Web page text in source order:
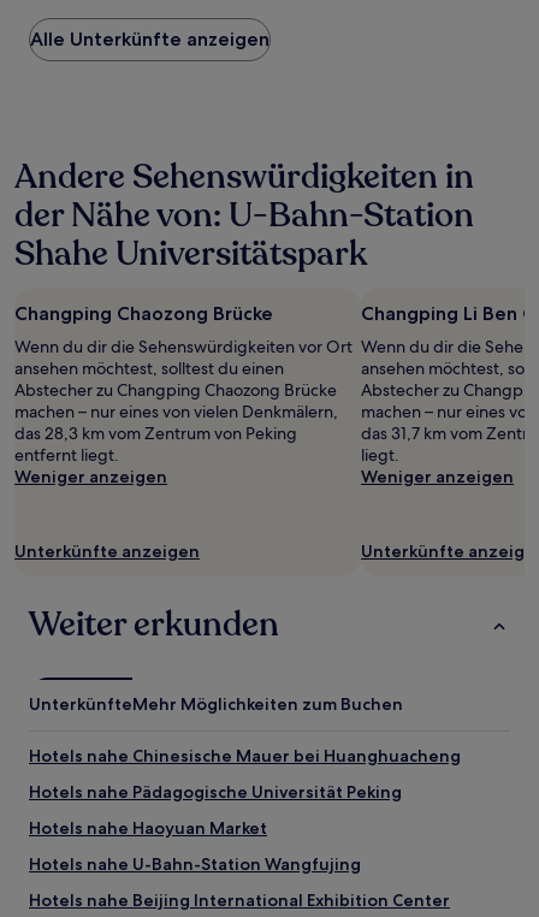
Preis
pro
Nacht,
24 Stunden
für
einen
Aufenthalt
mit
2 Erwachsenen
gefunden
wurde.
Preise
und
Verfügbarkeiten
können
sich
zusätzliche
Alle Unterkünfte anzeigen
Andere Sehenswürdigkeiten in
der Nähe von: U-Bahn-Station
Shahe Universitätspark
Changping Chaozong Brücke
Wenn du dir die Sehenswürdigkeiten vor Ort
ansehen möchtest, solltest du einen
Abstecher zu Changping Chaozong Brücke
machen – nur eines von vielen Denkmälern,
das 28,3 km vom Zentrum von Peking
entfernt liegt.
Weniger anzeigen
Unterkünfte anzeigen
Changping Li Ben
Wenn du dir die
ansehen möchtest,
Abstecher zu
machen – nur eines
das 31,7 km vom
liegt.
Weniger anzeigen
Unterkünfte
Weiter erkunden
UnterkünfteMehr Möglichkeiten zum Buchen
Hotels nahe Chinesische Mauer bei Huanghuacheng
Hotels nahe Pädagogische Universität Peking
Hotels nahe Haoyuan Market
Hotels nahe U-Bahn-Station Wangfujing
Hotels nahe Beijing International Exhibition Center